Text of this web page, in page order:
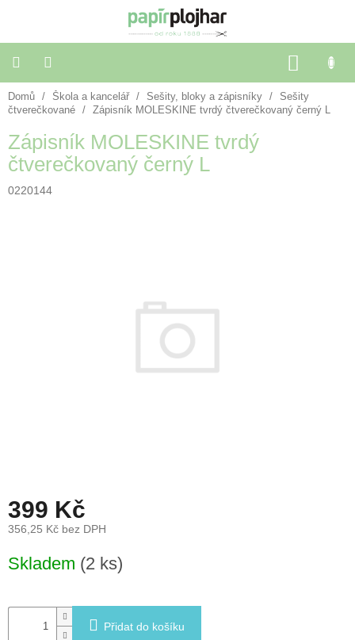
KOŠÍK
Balení
dárků
Dekorace
a
doplňky
Novinky
Prodejny
Domů / Škola a kancelář / Sešity, bloky a zápisníky /
Sešity
čtverečkované
/ Zápisník MOLESKINE tvrdý čtverečkovaný černý L
Zápisník MOLESKINE tvrdý
čtverečkovaný černý L
0220144
399 Kč
356,25 Kč bez DPH
cena:
Skladem (2 ks)
Přidat do košíku